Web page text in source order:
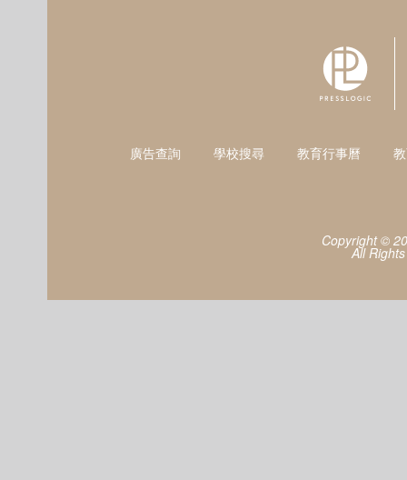
廣告查詢 學校搜尋 教育行事曆
Copyright ©
All